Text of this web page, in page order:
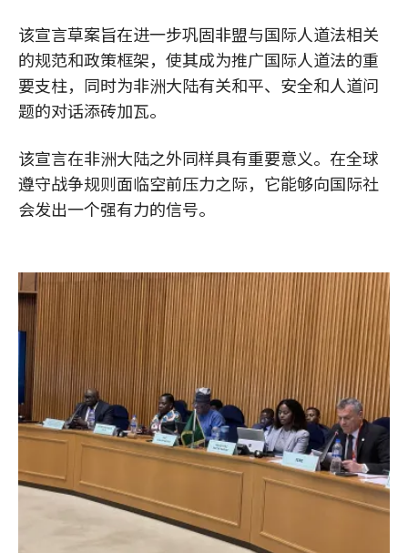
该宣言草案旨在进一步巩固非盟与国际人道法相关
的规范和政策框架，使其成为推广国际人道法的重
要支柱，同时为非洲大陆有关和平、安全和人道问
题的对话添砖加瓦。
该宣言在非洲大陆之外同样具有重要意义。在全球
遵守战争规则面临空前压力之际，它能够向国际社
会发出一个强有力的信号。